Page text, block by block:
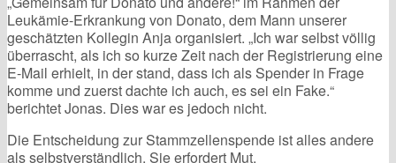
Leukämie-Erkrankung von Donato, dem Mann unserer
geschätzten Kollegin Anja organisiert. „Ich war selbst völlig
überrascht, als ich so kurze Zeit nach der Registrierung eine
E-Mail erhielt, in der stand, dass ich als Spender in Frage
komme und zuerst dachte ich auch, es sei ein Fake.“
berichtet Jonas. Dies war es jedoch nicht.
Die Entscheidung zur Stammzellenspende ist alles andere
als selbstverständlich. Sie erfordert Mut,